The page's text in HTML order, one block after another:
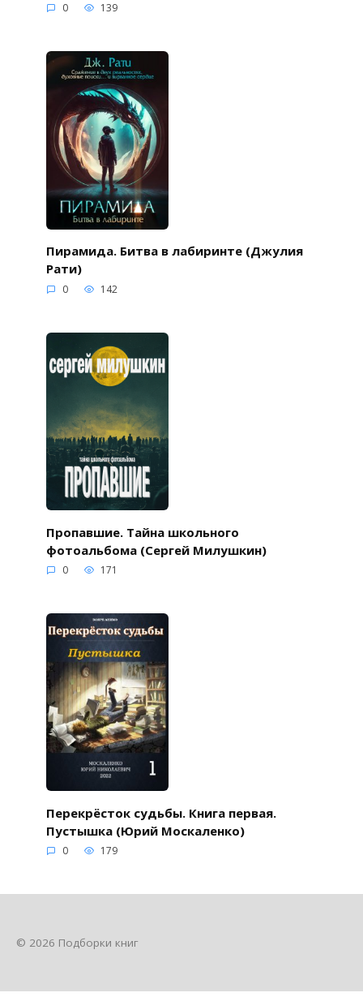
0 139
Пирамида. Битва в лабиринте (Джулия
Рати)
0 142
Пропавшие. Тайна школьного
фотоальбома (Сергей Милушкин)
0 171
Перекрёсток судьбы. Книга первая.
Пустышка (Юрий Москаленко)
0 179
© 2026 Подборки книг